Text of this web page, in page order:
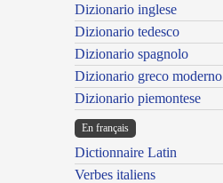
Dizionario inglese
Dizionario tedesco
Dizionario spagnolo
Dizionario greco moderno
Dizionario piemontese
En français
Dictionnaire Latin
Verbes italiens